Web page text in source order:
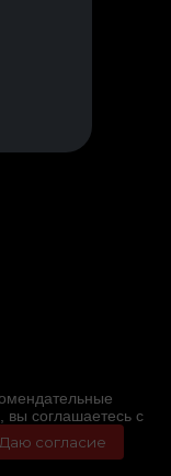
вы соглашаетесь с
Даю согласие